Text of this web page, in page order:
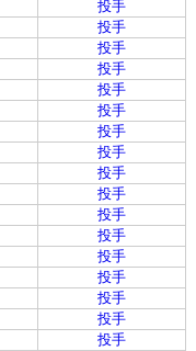
投手
投手
投手
投手
投手
投手
投手
投手
投手
投手
投手
投手
投手
投手
投手
投手
投手